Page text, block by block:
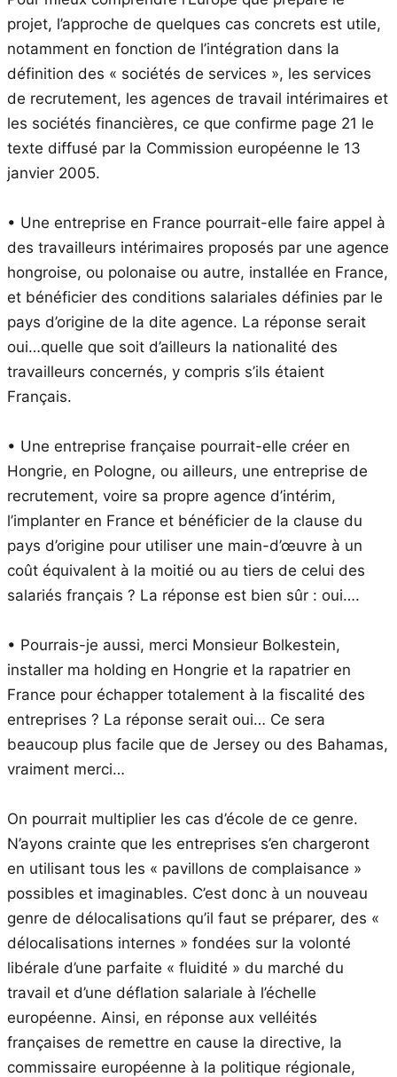
projet, l’approche de quelques cas concrets est utile,
notamment en fonction de l’intégration dans la
définition des « sociétés de services », les services
de recrutement, les agences de travail intérimaires et
les sociétés financières, ce que confirme page 21 le
texte diffusé par la Commission européenne le 13
janvier 2005.
• Une entreprise en France pourrait-elle faire appel à
des travailleurs intérimaires proposés par une agence
hongroise, ou polonaise ou autre, installée en France,
et bénéficier des conditions salariales définies par le
pays d’origine de la dite agence. La réponse serait
oui…quelle que soit d’ailleurs la nationalité des
travailleurs concernés, y compris s’ils étaient
Français.
• Une entreprise française pourrait-elle créer en
Hongrie, en Pologne, ou ailleurs, une entreprise de
recrutement, voire sa propre agence d’intérim,
l’implanter en France et bénéficier de la clause du
pays d’origine pour utiliser une main-d’œuvre à un
coût équivalent à la moitié ou au tiers de celui des
salariés français ? La réponse est bien sûr : oui….
• Pourrais-je aussi, merci Monsieur Bolkestein,
installer ma holding en Hongrie et la rapatrier en
France pour échapper totalement à la fiscalité des
entreprises ? La réponse serait oui… Ce sera
beaucoup plus facile que de Jersey ou des Bahamas,
vraiment merci…
On pourrait multiplier les cas d’école de ce genre.
N’ayons crainte que les entreprises s’en chargeront
en utilisant tous les « pavillons de complaisance »
possibles et imaginables. C’est donc à un nouveau
genre de délocalisations qu’il faut se préparer, des «
délocalisations internes » fondées sur la volonté
libérale d’une parfaite « fluidité » du marché du
travail et d’une déflation salariale à l’échelle
européenne. Ainsi, en réponse aux velléités
françaises de remettre en cause la directive, la
commissaire européenne à la politique régionale,